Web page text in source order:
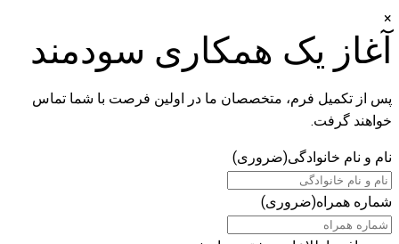
×
آغاز یک همکاری سودمند
پس از تکمیل فرم، متخصصان ما در اولین فرصت با شما تماس
خواهند گرفت.
نام و نام خانوادگی(ضروری)
شماره همراه(ضروری)